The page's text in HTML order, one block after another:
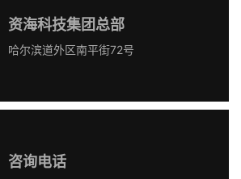
资海科技集团总部
哈尔滨道外区南平街72号
咨询电话